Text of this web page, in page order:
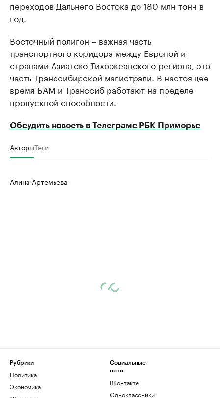
переходов Дальнего Востока до 180 млн тонн в
год.
Восточный полигон – важная часть
транспортного коридора между Европой и
странами Азиатско-Тихоокеанского региона, это
часть Транссибирской магистрали. В настоящее
время БАМ и Транссиб работают на пределе
пропускной способности.
Обсудить новость в Телеграме РБК Приморье
АвторыТеги
Алина Артемьева
Рубрики
Политика
Экономика
Социальные
сети
ВКонтакте
Одноклассники